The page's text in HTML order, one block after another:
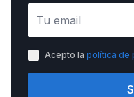
Acepto la política de